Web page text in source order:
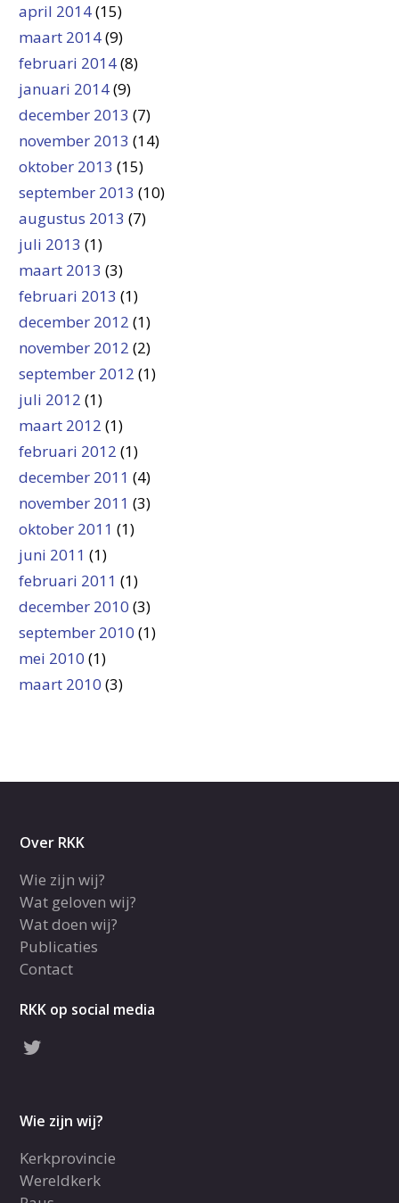
april 2014(15)
maart 2014(9)
februari 2014(8)
januari 2014(9)
december 2013 (7)
november 2013 (14)
oktober 2013 (15)
september 2013 (10)
augustus 2013 (7)
juli 2013 (1)
maart 2013 (3)
februari 2013 (1)
december 2012 (1)
november 2012 (2)
september 2012 (1)
juli 2012 (1)
maart 2012 (1)
februari 2012 (1)
december 2011 (4)
november 2011 (3)
oktober 2011 (1)
juni 2011 (1)
februari 2011 (1)
december 2010 (3)
september 2010 (1)
mei 2010 (1)
maart 2010 (3)
Over RKK
Wie zijn wij?
Wat geloven wij?
Wat doen wij?
Publicaties
Contact
RKK op social media
Wie zijn wij?
Kerkprovincie
Wereldkerk